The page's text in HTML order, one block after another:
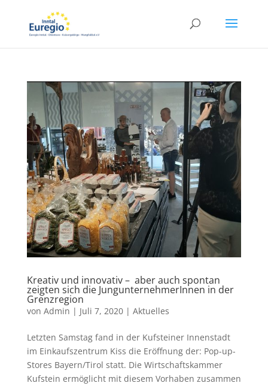
Kreativ und innovativ – aber auch spontan
zeigten sich die JungunternehmerInnen in der
Grenzregion
von Admin | Juli 7, 2020| Aktuelles
Letzten Samstag fand in der Kufsteiner Innenstadt
im Einkaufszentrum Kiss die Eröffnung der: Pop-up-
Stores Bayern/Tirol statt. Die Wirtschaftskammer
Kufstein ermöglicht mit diesem Vorhaben zusammen